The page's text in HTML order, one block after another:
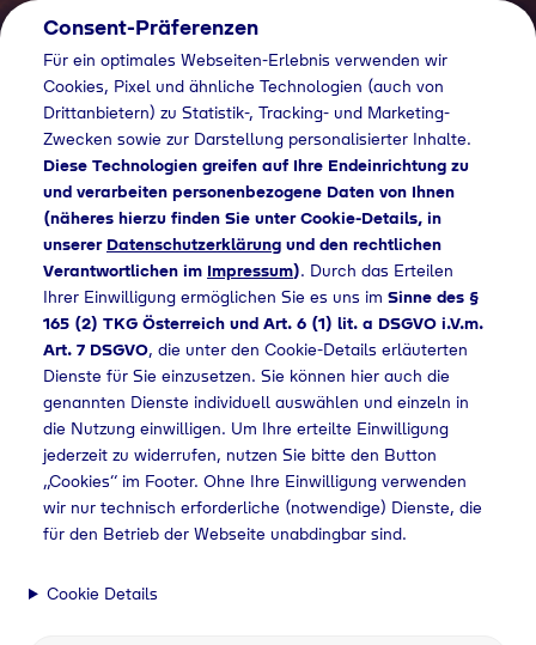
Schweißen
Schweißen
Consent-Präferenzen
Für ein optimales Webseiten-Erlebnis verwenden wir
Cookies, Pixel und ähnliche Technologien (auch von
Drittanbietern) zu Statistik-, Tracking- und Marketing-
Zwecken sowie zur Darstellung personalisierter Inhalte.
Diese Technologien greifen auf Ihre Endeinrichtung zu
und verarbeiten personenbezogene Daten von Ihnen
(näheres hierzu finden Sie unter Cookie-Details, in
unserer Datenschutzerklärung und den rechtlichen
Verantwortlichen im Impressum). Durch das Erteilen
Ihrer Einwilligung ermöglichen Sie es uns im Sinne des §
165 (2) TKG Österreich und Art. 6 (1) lit. a DSGVO i.V.m.
Art. 7 DSGVO, die unter den Cookie-Details erläuterten
Dienste für Sie einzusetzen. Sie können hier auch die
genannten Dienste individuell auswählen und einzeln in
die Nutzung einwilligen. Um Ihre erteilte Einwilligung
jederzeit zu widerrufen, nutzen Sie bitte den Button
„Cookies“ im Footer. Ohne Ihre Einwilligung verwenden
wir nur technisch erforderliche (notwendige) Dienste, die
für den Betrieb der Webseite unabdingbar sind.
Cookie Details